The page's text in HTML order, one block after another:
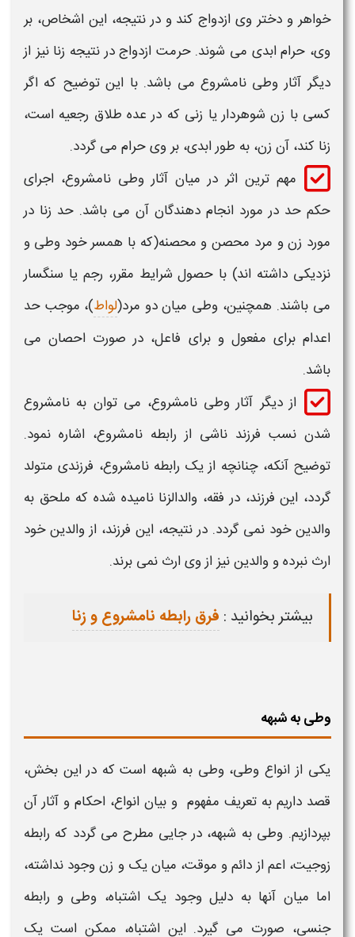
خواهر و دختر وی ازدواج کند و در نتیجه، این اشخاص، بر
وی، حرام ابدی می شوند. حرمت ازدواج در نتیجه زنا نیز از
دیگر آثار وطی نامشروع می باشد. با این توضیح که اگر
کسی با زن شوهردار یا زنی که در عده طلاق رجعیه است،
زنا کند، آن زن، به طور ابدی، بر وی حرام می گردد.
مهم ترین اثر در میان آثار وطی نامشروع، اجرای
حکم حد در مورد انجام دهندگان آن می باشد. حد زنا در
مورد زن و مرد محصن و محصنه(که با همسر خود وطی و
نزدیکی داشته اند) با حصول شرایط مقرر، رجم یا سنگسار
می باشند. همچنین، وطی میان دو مرد(لواط)، موجب حد
اعدام برای مفعول و برای فاعل، در صورت احصان می
باشد.
از دیگر آثار وطی نامشروع، می توان به نامشروع
شدن نسب فرزند ناشی از رابطه نامشروع، اشاره نمود.
توضیح آنکه، چنانچه از یک رابطه نامشروع، فرزندی متولد
گردد، این فرزند، در فقه، والدالزنا نامیده شده که ملحق به
والدین خود نمی گردد. در نتیجه، این فرزند، از والدین خود
ارث نبرده و والدین نیز از وی ارث نمی برند.
بیشتر بخوانید : فرق رابطه نامشروع و زنا
وطی به شبهه
یکی از انواع وطی، وطی به شبهه است که در این بخش،
قصد داریم به تعریف مفهوم و بیان انواع، احکام و آثار آن
بپردازیم. وطی به شبهه، در جایی مطرح می گردد که رابطه
زوجیت، اعم از دائم و موقت، میان یک و زن وجود نداشته،
اما میان آنها به دلیل وجود یک اشتباه، وطی و رابطه
جنسی، صورت می گیرد. این اشتباه، ممکن است یک